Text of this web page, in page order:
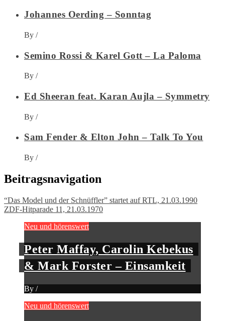
Johannes Oerding – Sonntag
By /
Semino Rossi & Karel Gott – La Paloma
By /
Ed Sheeran feat. Karan Aujla – Symmetry
By /
Sam Fender & Elton John – Talk To You
By /
Beitragsnavigation
“Das Model und der Schnüffler” startet auf RTL, 21.03.1990
ZDF-Hitparade 11, 21.03.1970
Neu und hörenswert
Peter Maffay, Carolin Kebekus
& Mark Forster – Einsamkeit
By /
Neu und hörenswert